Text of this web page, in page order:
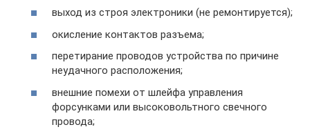
выход из строя электроники (не ремонтируется);
окисление контактов разъема;
перетирание проводов устройства по причине
неудачного расположения;
внешние помехи от шлейфа управления
форсунками или высоковольтного свечного
провода;